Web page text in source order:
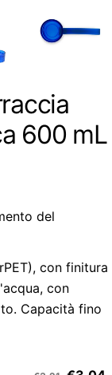
600 mL
del
con finitura
con
Capacità fino